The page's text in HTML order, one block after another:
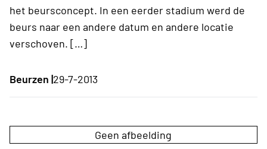
het beursconcept. In een eerder stadium werd de
beurs naar een andere datum en andere locatie
verschoven. […]
Beurzen |29-7-2013
Geen afbeelding